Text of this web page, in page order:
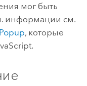
мог быть
информации см.
, которые
.